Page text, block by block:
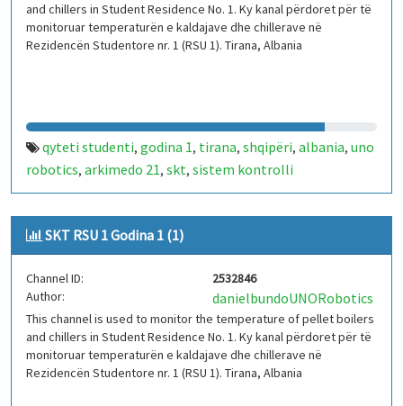
and chillers in Student Residence No. 1. Ky kanal përdoret për të
monitoruar temperaturën e kaldajave dhe chillerave në
Rezidencën Studentore nr. 1 (RSU 1). Tirana, Albania
qyteti studenti, godina 1, tirana, shqipëri, albania, uno
robotics, arkimedo 21, skt, sistem kontrolli
temperature,iot,arduino,kaldajë,chiller,rsu 1
SKT RSU 1 Godina 1 (1)
Channel ID:
2532846
Author:
danielbundoUNORobotics
This channel is used to monitor the temperature of pellet boilers
and chillers in Student Residence No. 1. Ky kanal përdoret për të
monitoruar temperaturën e kaldajave dhe chillerave në
Rezidencën Studentore nr. 1 (RSU 1). Tirana, Albania